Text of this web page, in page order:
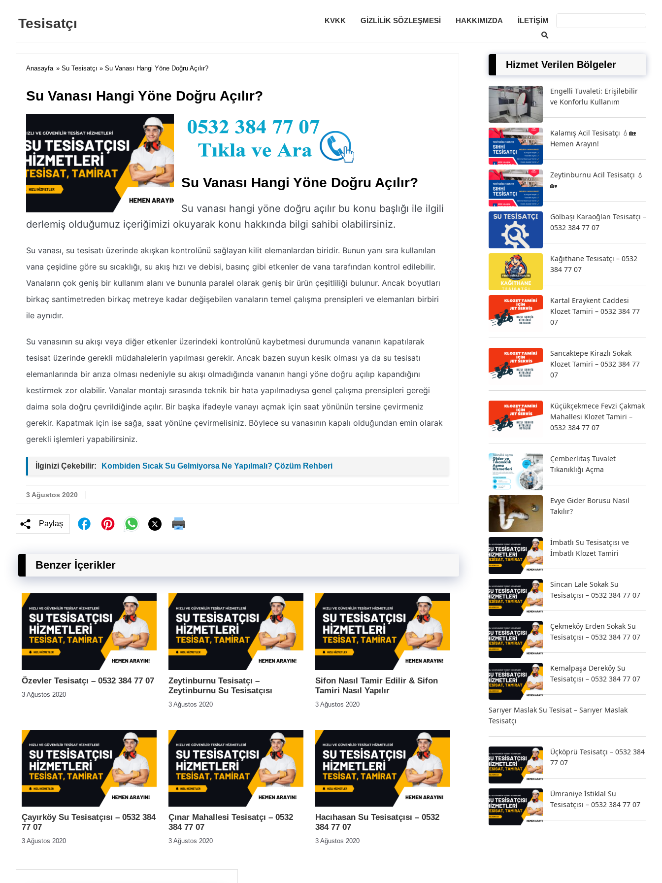
Tesisatçı KVKK GIZLILIK SÖZLEŞMESI HAKKIMIZDA İLETIŞIM
Anasayfa » Su Tesisatçı » Su Vanası Hangi Yöne Doğru Açılır?
Su Vanası Hangi Yöne Doğru Açılır?
Su Vanası Hangi Yöne Doğru Açılır?
Su vanası hangi yöne doğru açılır bu konu başlığı ile ilgili
derlemiş olduğumuz içeriğimizi okuyarak konu hakkında bilgi sahibi olabilirsiniz.
Su vanası, su tesisatı üzerinde akışkan kontrolünü sağlayan kilit elemanlardan biridir. Bunun yanı sıra kullanılan
vana çeşidine göre su sıcaklığı, su akış hızı ve debisi, basınç gibi etkenler de vana tarafından kontrol edilebilir.
Vanaların çok geniş bir kullanım alanı ve bununla paralel olarak geniş bir ürün çeşitliliği bulunur. Ancak boyutları
birkaç santimetreden birkaç metreye kadar değişebilen vanaların temel çalışma prensipleri ve elemanları birbiri
ile aynıdır.
Su vanasının su akışı veya diğer etkenler üzerindeki kontrolünü kaybetmesi durumunda vananın kapatılarak
tesisat üzerinde gerekli müdahalelerin yapılması gerekir. Ancak bazen suyun kesik olması ya da su tesisatı
elemanlarında bir arıza olması nedeniyle su akışı olmadığında vananın hangi yöne doğru açılıp kapandığını
kestirmek zor olabilir. Vanalar montajı sırasında teknik bir hata yapılmadıysa genel çalışma prensipleri gereği
daima sola doğru çevrildiğinde açılır. Bir başka ifadeyle vanayı açmak için saat yönünün tersine çevirmeniz
gerekir. Kapatmak için ise sağa, saat yönüne çevirmelisiniz. Böylece su vanasının kapalı olduğundan emin olarak
gerekli işlemleri yapabilirsiniz.
İlginizi Çekebilir: Kombiden Sıcak Su Gelmiyorsa Ne Yapılmalı? Çözüm Rehberi
3 Ağustos 2020
Paylaş
Benzer İçerikler
Özevler Tesisatçı – 0532 384 77 07
3 Ağustos 2020
Zeytinburnu Tesisatçı –
Zeytinburnu Su Tesisatçısı
3 Ağustos 2020
Sifon Nasıl Tamir Edilir & Sifon
Tamiri Nasıl Yapılır
3 Ağustos 2020
Çayırköy Su Tesisatçısı – 0532 384
77 07
3 Ağustos 2020
Çınar Mahallesi Tesisatçı – 0532
384 77 07
3 Ağustos 2020
Hacıhasan Su Tesisatçısı – 0532
384 77 07
3 Ağustos 2020
Hizmet Verilen Bölgeler
Engelli Tuvaleti: Erişilebilir
ve Konforlu Kullanım
Kalamış Acil Tesisatçı 💧🏡
Hemen Arayın!
Zeytinburnu Acil Tesisatçı 💧
🏡
Gölbaşı Karaoğlan Tesisatçı –
0532 384 77 07
Kağıthane Tesisatçı – 0532
384 77 07
Kartal Eraykent Caddesi
Klozet Tamiri – 0532 384 77
07
Sancaktepe Kirazlı Sokak
Klozet Tamiri – 0532 384 77
07
Küçükçekmece Fevzi Çakmak
Mahallesi Klozet Tamiri –
0532 384 77 07
Çemberlitaş Tuvalet
Tıkanıklığı Açma
Evye Gider Borusu Nasıl
Takılır?
İmbatlı Su Tesisatçısı ve
İmbatlı Klozet Tamiri
Sincan Lale Sokak Su
Tesisatçısı – 0532 384 77 07
Çekmeköy Erden Sokak Su
Tesisatçısı – 0532 384 77 07
Kemalpaşa Dereköy Su
Tesisatçısı – 0532 384 77 07
Sarıyer Maslak Su Tesisat – Sarıyer Maslak
Tesisatçı
Üçköprü Tesisatçı – 0532 384
77 07
Ümraniye İstiklal Su
Tesisatçısı – 0532 384 77 07